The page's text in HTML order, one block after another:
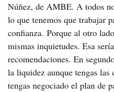
Núñez, de AMBE. A todos
lo que tenemos que trabajar
confianza. Porque al otro
mismas inquietudes. Esa
recomendaciones. En
la liquidez aunque tengas las
tengas negociado el plan de